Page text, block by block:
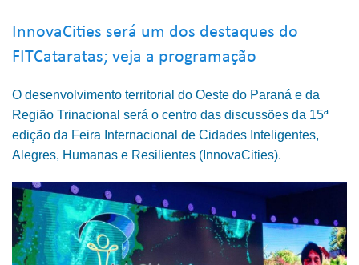
InnovaCities será um dos destaques do
FITCataratas; veja a programação
O desenvolvimento territorial do Oeste do Paraná e da
Região Trinacional será o centro das discussões da 15ª
edição da Feira Internacional de Cidades Inteligentes,
Alegres, Humanas e Resilientes (InnovaCities).